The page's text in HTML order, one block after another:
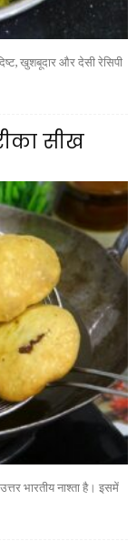
खुशबूदार और देसी रेसिपी
सीख
भारतीय नाश्ता है। इसमें